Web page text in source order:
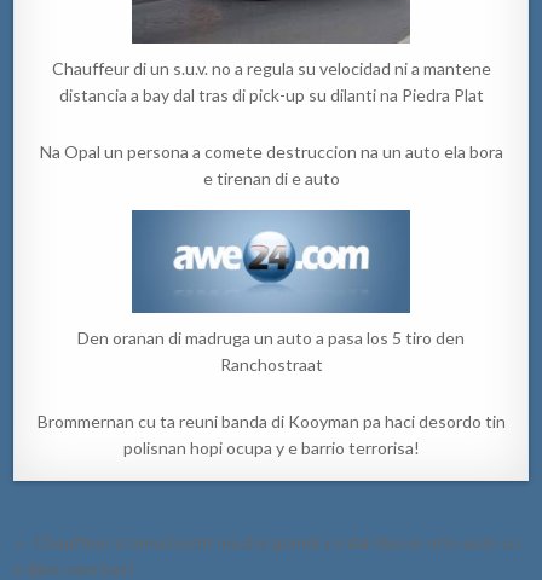
Chauffeur di un s.u.v. no a regula su velocidad ni a mantene
distancia a bay dal tras di pick-up su dilanti na Piedra Plat
Na Opal un persona a comete destruccion na un auto ela bora
e tirenan di e auto
Den oranan di madruga un auto a pasa los 5 tiro den
Ranchostraat
Brommernan cu ta reuni banda di Kooyman pa haci desordo tin
polisnan hopi ocupa y e barrio terrorisa!
Post
navigation
← Chauffeur a tuma bocht mucho grandi y a dal riba un otro auto cu
a djies core bay!